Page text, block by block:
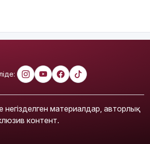
негізделген материалдар, авторлық
контент.